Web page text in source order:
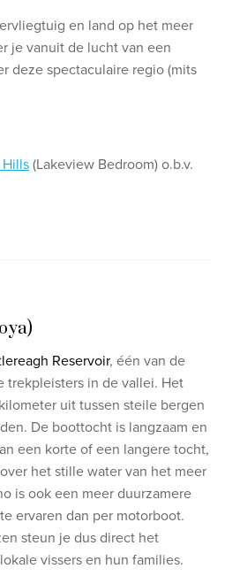
en land op het meer
je vanuit de lucht van een
deze spectaculaire regio (mits
(Lakeview Bedroom) o.b.v.
Reservoir, één van de
trekpleisters in de vallei. Het
uit tussen steile bergen
De boottocht is langzaam en
een korte of een langere tocht,
het stille water van het meer
is ook een meer duurzamere
ervaren dan per motorboot.
steun je dus direct het
vissers en hun families.